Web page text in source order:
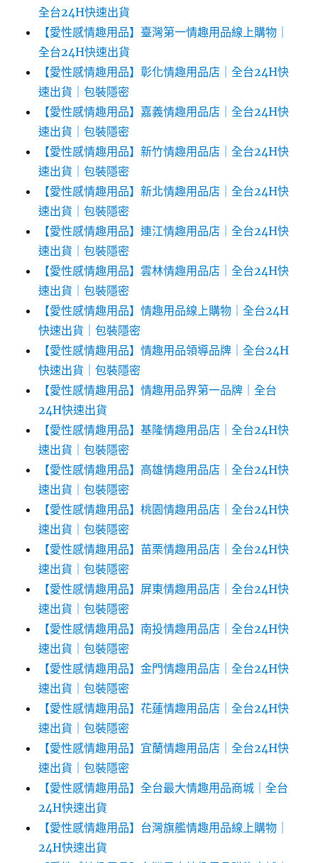
全台24H快速出貨
【愛性感情趣用品】臺灣第一情趣用品線上購物｜
全台24H快速出貨
【愛性感情趣用品】彰化情趣用品店｜全台24H快
速出貨｜包裝隱密
【愛性感情趣用品】嘉義情趣用品店｜全台24H快
速出貨｜包裝隱密
【愛性感情趣用品】新竹情趣用品店｜全台24H快
速出貨｜包裝隱密
【愛性感情趣用品】新北情趣用品店｜全台24H快
速出貨｜包裝隱密
【愛性感情趣用品】連江情趣用品店｜全台24H快
速出貨｜包裝隱密
【愛性感情趣用品】雲林情趣用品店｜全台24H快
速出貨｜包裝隱密
【愛性感情趣用品】情趣用品線上購物｜全台24H
快速出貨｜包裝隱密
【愛性感情趣用品】情趣用品領導品牌｜全台24H
快速出貨｜包裝隱密
【愛性感情趣用品】情趣用品界第一品牌｜全台
24H快速出貨
【愛性感情趣用品】基隆情趣用品店｜全台24H快
速出貨｜包裝隱密
【愛性感情趣用品】高雄情趣用品店｜全台24H快
速出貨｜包裝隱密
【愛性感情趣用品】桃園情趣用品店｜全台24H快
速出貨｜包裝隱密
【愛性感情趣用品】苗栗情趣用品店｜全台24H快
速出貨｜包裝隱密
【愛性感情趣用品】屏東情趣用品店｜全台24H快
速出貨｜包裝隱密
【愛性感情趣用品】南投情趣用品店｜全台24H快
速出貨｜包裝隱密
【愛性感情趣用品】金門情趣用品店｜全台24H快
速出貨｜包裝隱密
【愛性感情趣用品】花蓮情趣用品店｜全台24H快
速出貨｜包裝隱密
【愛性感情趣用品】宜蘭情趣用品店｜全台24H快
速出貨｜包裝隱密
【愛性感情趣用品】全台最大情趣用品商城｜全台
24H快速出貨
【愛性感情趣用品】台灣旗艦情趣用品線上購物｜
24H快速出貨